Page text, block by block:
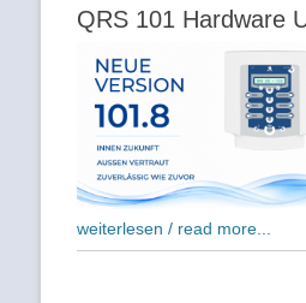
QRS 101 Hardware
weiterlesen / read more...